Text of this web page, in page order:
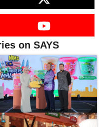
on SAYS